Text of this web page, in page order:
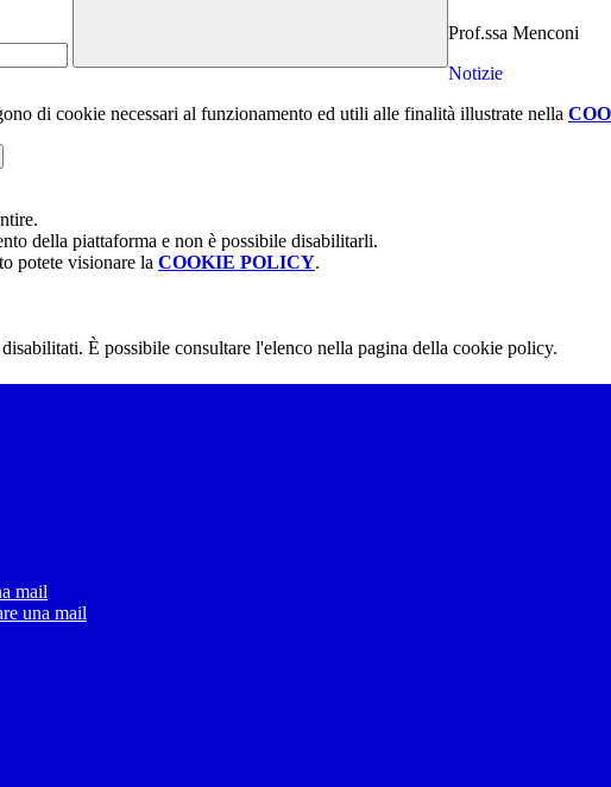
Prof.ssa Menconi
Notizie
di cookie necessari al funzionamento ed utili alle finalità illustrate nella
della piattaforma e non è possibile disabilitarli.
potete visionare la COOKIE POLICY.
È possibile consultare l'elenco nella pagina della cookie policy.
mail
una mail